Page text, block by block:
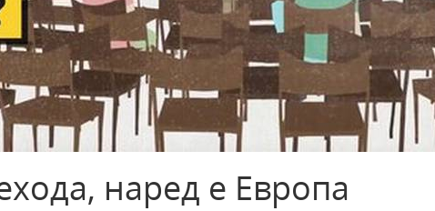
наред е Европа